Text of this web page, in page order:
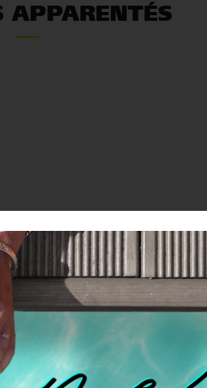
APPARENTÉS